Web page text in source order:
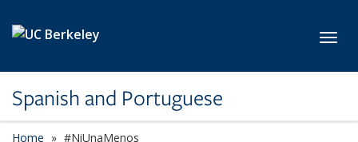
Spanish and Portuguese
Home #NiUnaMenos